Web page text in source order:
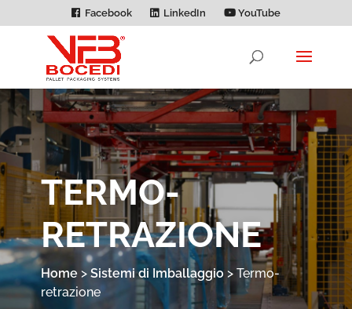
Facebook LinkedIn YouTube
TERMO­­
RETRAZIONE
Home> Sistemi di Imballaggio> Termo­­
retrazione